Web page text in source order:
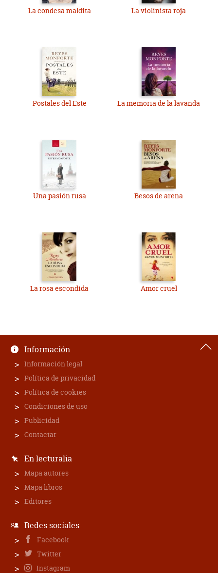
La condesa maldita La violinista roja
Postales del Este La memoria de la lavanda
Una pasión rusa Besos de arena
La rosa escondida Amor cruel
Información
Información legal
Política de privacidad
Política de cookies
Condiciones de uso
Publicidad
Contactar
En lecturalia
Mapa autores
Mapa libros
Editores
Redes sociales
Facebook
Twitter
Instagram